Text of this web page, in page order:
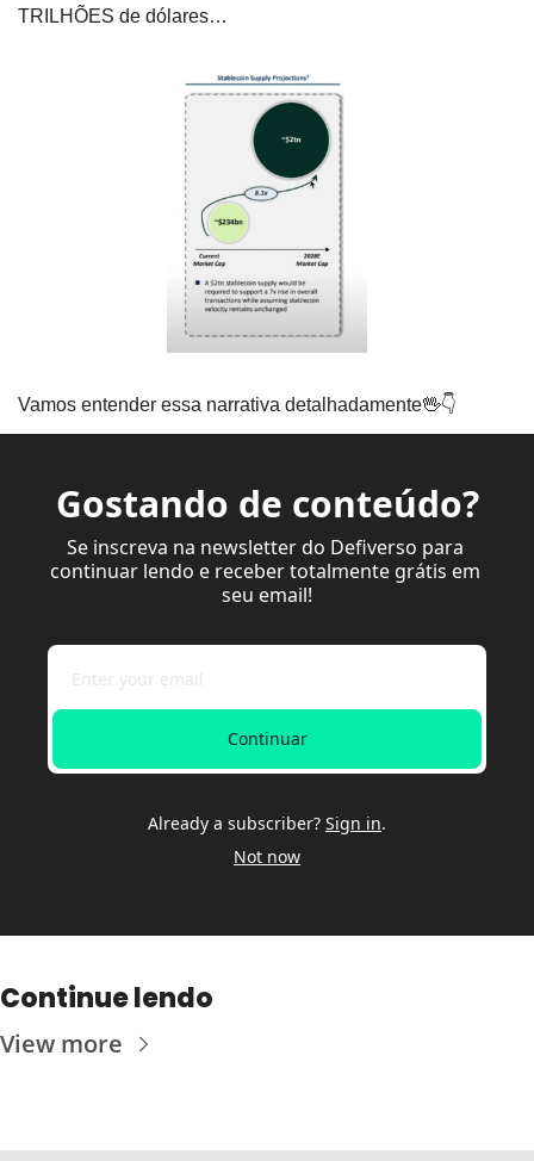
TRILHÕES de dólares…
Vamos entender essa narrativa detalhadamente🖖👇
Gostando de conteúdo?
Se inscreva na newsletter do Defiverso para
continuar lendo e receber totalmente grátis em
seu email!
Continuar
Already a subscriber? Sign in.
Not now
Continue lendo
View more